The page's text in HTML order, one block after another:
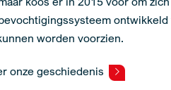
worden voorzien.
onze geschiedenis